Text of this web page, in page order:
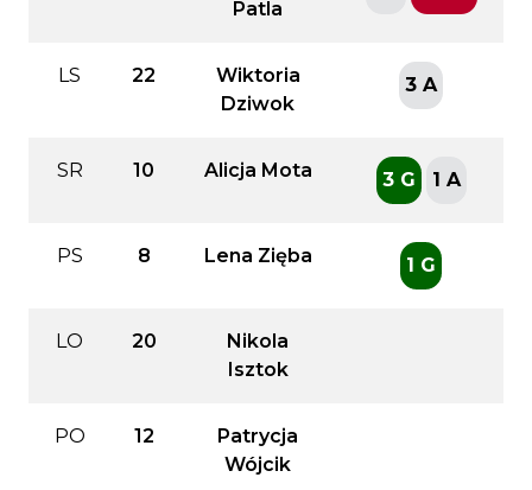
Patla
LS 22
Wiktoria
Dziwok
3 A
SR 10 Alicja Mota 3 G 1 A
PS 8 Lena Zięba 1 G
LO 20
Nikola
Isztok
PO 12
Patrycja
Wójcik